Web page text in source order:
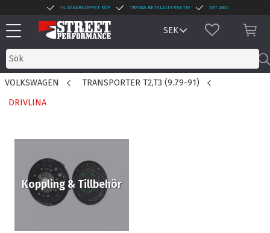
Meny
14 DAGARS ÖPPET KÖP TRYGGA BETALALTERNATIV EST 2004
FAVORITER
VOLKSWAGEN
TRANSPORTER T2,T3 (9.79-91)
DRIVLINA
Koppling & Tillbehör